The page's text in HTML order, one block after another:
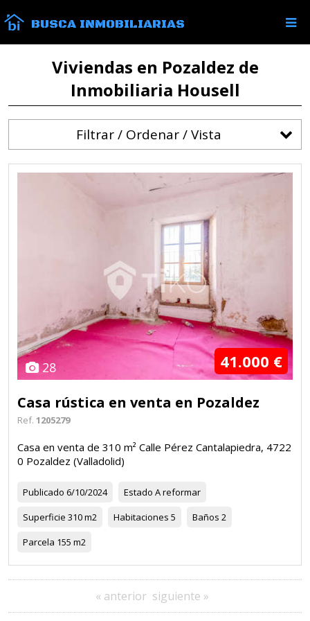
BUSCA INMOBILIARIAS
Viviendas en Pozaldez de
Inmobiliaria Housell
Filtrar / Ordenar / Vista
28 41.000 €
Casa rústica en venta en Pozaldez
Ref. 1205279
Casa en venta de 310 m² Calle Pérez Cantalapiedra, 4722
0 Pozaldez (Valladolid)
Publicado 6/10/2024 Estado A reformar
Superficie 310 m2 Habitaciones 5 Baños 2
Parcela 155 m2
« anterior siguiente »